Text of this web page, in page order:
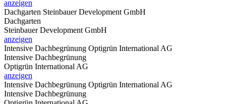
anzeigen
Dachgarten Steinbauer Development GmbH
Dachgarten
Steinbauer Development GmbH
anzeigen
Intensive Dachbegrünung Optigrün International AG
Intensive Dachbegrünung
Optigrün International AG
anzeigen
Intensive Dachbegrünung Optigrün International AG
Intensive Dachbegrünung